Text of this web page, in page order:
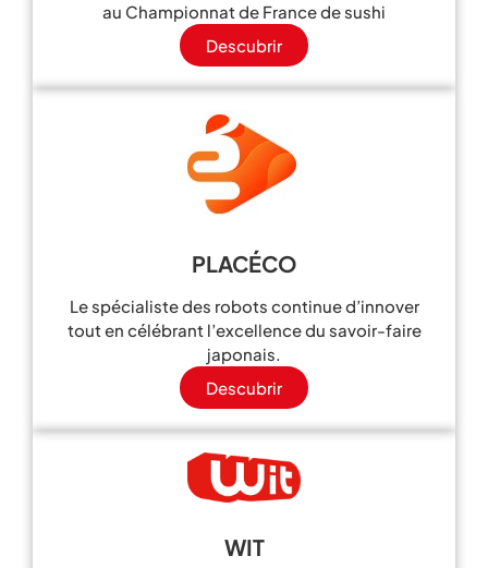
au Championnat de France de sushi
Descubrir
PLACÉCO
Le spécialiste des robots continue d’innover
tout en célébrant l’excellence du savoir-faire
japonais.
Descubrir
WIT